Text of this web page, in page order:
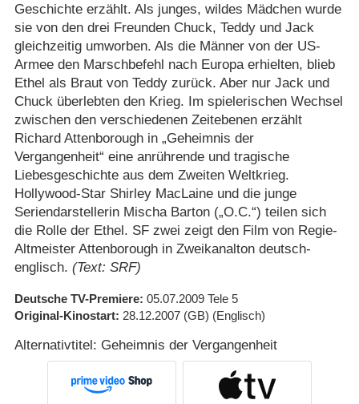
Geschichte erzählt. Als junges, wildes Mädchen wurde
sie von den drei Freunden Chuck, Teddy und Jack
gleichzeitig umworben. Als die Männer von der US-
Armee den Marschbefehl nach Europa erhielten, blieb
Ethel als Braut von Teddy zurück. Aber nur Jack und
Chuck überlebten den Krieg. Im spielerischen Wechsel
zwischen den verschiedenen Zeitebenen erzählt
Richard Attenborough in „Geheimnis der
Vergangenheit“ eine anrührende und tragische
Liebesgeschichte aus dem Zweiten Weltkrieg.
Hollywood-Star Shirley MacLaine und die junge
Seriendarstellerin Mischa Barton („O.C.“) teilen sich
die Rolle der Ethel. SF zwei zeigt den Film von Regie-
Altmeister Attenborough in Zweikanalton deutsch-
englisch. (Text: SRF)
Deutsche TV-Premiere 05.07.2009 Tele 5
Original-Kinostart 28.12.2007 (GB) (Englisch)
Alternativtitel: Geheimnis der Vergangenheit